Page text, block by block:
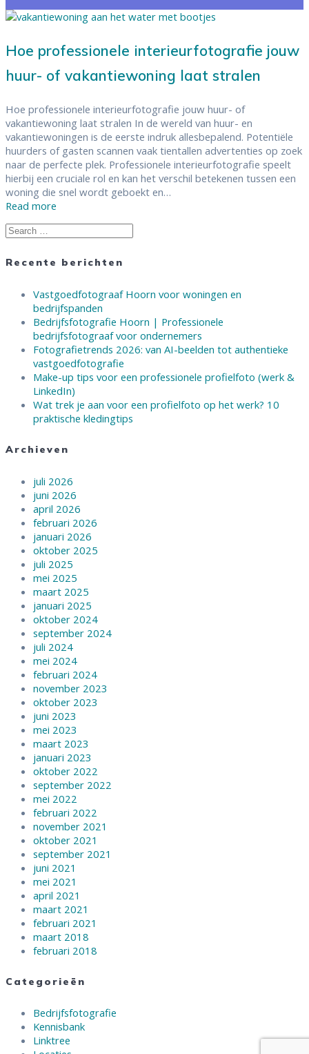
Hoe professionele interieurfotografie jouw
huur- of vakantiewoning laat stralen
Hoe professionele interieurfotografie jouw huur- of
vakantiewoning laat stralen In de wereld van huur- en
vakantiewoningen is de eerste indruk allesbepalend. Potentiële
huurders of gasten scannen vaak tientallen advertenties op zoek
naar de perfecte plek. Professionele interieurfotografie speelt
hierbij een cruciale rol en kan het verschil betekenen tussen een
woning die snel wordt geboekt en…
Read more
Search
Recente berichten
Vastgoedfotograaf Hoorn voor woningen en
bedrijfspanden
Bedrijfsfotografie Hoorn | Professionele
bedrijfsfotograaf voor ondernemers
Fotografietrends 2026: van AI-beelden tot authentieke
vastgoedfotografie
Make-up tips voor een professionele profielfoto (werk &
LinkedIn)
Wat trek je aan voor een profielfoto op het werk? 10
praktische kledingtips
Archieven
juli 2026
juni 2026
april 2026
februari 2026
januari 2026
oktober 2025
juli 2025
mei 2025
maart 2025
januari 2025
oktober 2024
september 2024
juli 2024
mei 2024
februari 2024
november 2023
oktober 2023
juni 2023
mei 2023
maart 2023
januari 2023
oktober 2022
september 2022
mei 2022
februari 2022
november 2021
oktober 2021
september 2021
juni 2021
mei 2021
april 2021
maart 2021
februari 2021
maart 2018
februari 2018
Categorieën
Bedrijfsfotografie
Kennisbank
Linktree